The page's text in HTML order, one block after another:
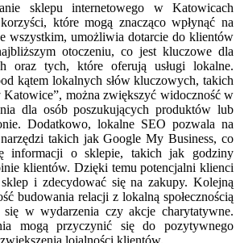
sklepu internetowego w Katowicach
które mogą znacząco wpłynąć na
wszystkim, umożliwia dotarcie do klientów
otoczeniu, co jest kluczowe dla
oraz tych, które oferują usługi lokalne.
kątem lokalnych słów kluczowych, takich
można zwiększyć widoczność w
dla osób poszukujących produktów lub
Dodatkowo, lokalne SEO pozwala na
takich jak Google My Business, co
informacji o sklepie, takich jak godziny
klientów. Dzięki temu potencjalni klienci
i zdecydować się na zakupy. Kolejną
budowania relacji z lokalną społecznością
się w wydarzenia czy akcje charytatywne.
mogą przyczynić się do pozytywnego
lojalności klientów.